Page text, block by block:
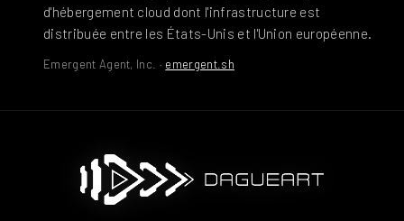
d'hébergement cloud dont l'infrastructure est
distribuée entre les États-Unis et l'Union européenne.
Emergent Agent, Inc. · emergent.sh